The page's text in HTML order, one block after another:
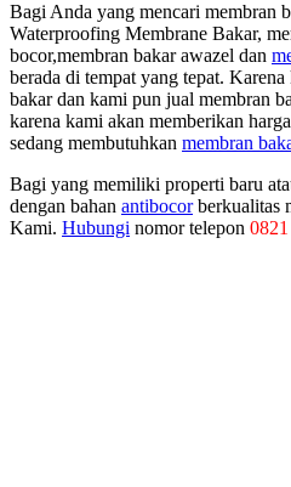
Bagi Anda yang mencari membran
Waterproofing Membrane Bakar,
bocor,membran bakar awazel dan
berada di tempat yang tepat.
bakar dan kami pun jual membran
karena kami akan memberikan
sedang membutuhkan membran
Bagi yang memiliki properti baru
dengan bahan antibocorberkualitas
Kami. Hubungi nomor telepon